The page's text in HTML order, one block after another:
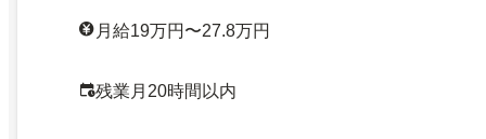
月給19万円〜27.8万円
残業月20時間以内